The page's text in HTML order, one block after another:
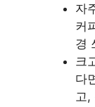
자
커
경
크
다
고,